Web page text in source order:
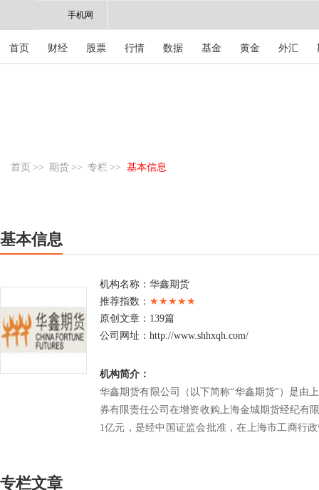
手机网
首页 财经 股票 行情 数据 基金 黄金 外汇
首页 >> 期货 >> 专栏 >> 基本信息
基本信息
机构名称： 华鑫期货
推荐指数： ★★★★★
原创文章： 139篇
公司网址： http://www.shhxqh.com/
机构简介：
华鑫期货有限公司（以下简称“华鑫期货”）是由
券有限责任公司在增资收购上海金城期货经纪有
1亿元，是经中国证监会批准，在上海市工商行
专栏文章